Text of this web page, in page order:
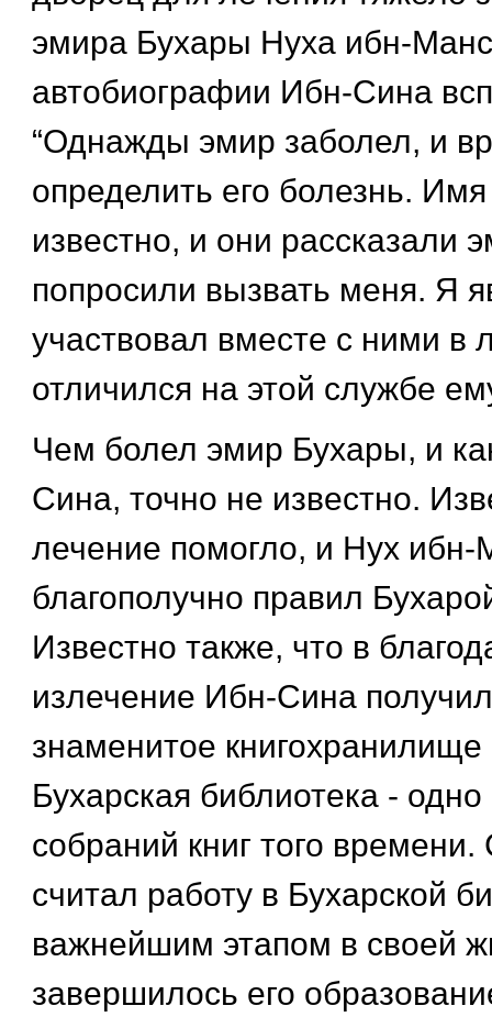
эмира Бухары Нуха ибн-
автобиографии Ибн-Сина
“Однажды эмир заболел, и
определить его болезнь.
известно, и они рассказали
попросили вызвать меня. Я
участвовал вместе с ними в
отличился на этой службе
Чем болел эмир Бухары, и
Сина, точно не известно.
лечение помогло, и Нух ибн-
благополучно правил
Известно также, что в
излечение Ибн-Сина
знаменитое
Бухарская библиотека -
собраний книг того
считал работу в Бухарской
важнейшим этапом в своей
завершилось его